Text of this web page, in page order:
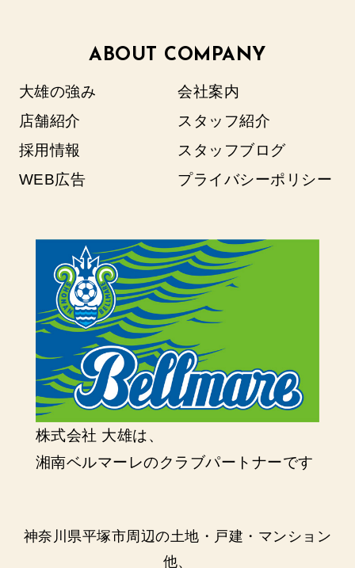
ABOUT COMPANY
大雄の強み
会社案内
店舗紹介
スタッフ紹介
採用情報
スタッフブログ
WEB広告
プライバシーポリシー
株式会社 大雄は、
湘南ベルマーレのクラブパートナーです
神奈川県平塚市周辺の土地・戸建・マンション
他、